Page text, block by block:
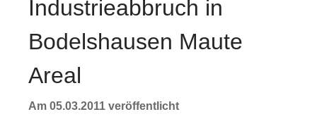
Industrieabbruch in
Bodelshausen Maute
Areal
Am 05.03.2011 veröffentlicht